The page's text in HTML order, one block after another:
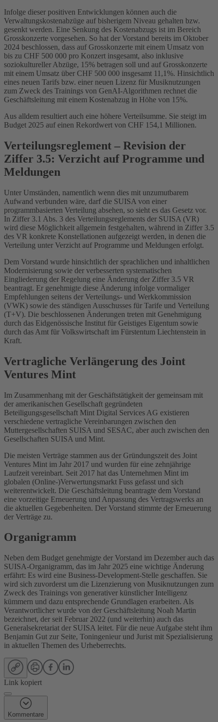
Infolge dieser positiven Entwicklungen können auch die
Verwaltungskostenabzüge auf bisherigem Niveau gehalten bzw.
gesenkt werden. Eine Senkung des Kostenabzugs ist im Bereich
Grosskonzerte vorgesehen. So hat der Vorstand bereits im Oktober
2024 beschlossen, dass auf Grosskonzerte mit einem Umsatz von
bis zu CHF 500 000 pro Konzert insgesamt, also inklusive
soziokultureller Abzüge, 15% betragen soll und auf Grosskonzerte
mit einem Umsatz über CHF 500 000 insgesamt 11,1%. Hinsichtlich
eines neuen Tarifs bzw. einer neuen Lizenz für Musiknutzungen
zum Zweck des Trainings von GenAI-Algorithmen rechnet die
Geschäftsleitung mit einem Kostenabzug in Höhe von 15%.
Aus alldem resultiert auch eine höhere Verteilsumme. Sie steigt im
Budget 2025 auf einen Rekordwert von CHF 154,1 Millionen.
Verteilungsreglement – Revision der
Ziffer 3.5: Verzicht auf Programme und
Meldungen
Unter Umständen, namentlich wenn dies mit unzumutbarem
Aufwand verbunden wäre, darf die SUISA von einer
programmbasierten Verteilung absehen, so sieht es das Gesetz vor.
In Ziffer 3.1 Abs. 3 des Verteilungsreglements der SUISA (VR)
wird diese Möglichkeit allgemein festgehalten, während in Ziffer 3.5
des VR konkrete Konstellationen aufgezeigt werden, in denen die
Verteilung unter Verzicht auf Programme und Meldungen erfolgt.
Dem Vorstand wurde hinsichtlich der sprachlichen und inhaltlichen
Modernisierung sowie der verbesserten systematischen
Eingliederung der Regelung eine Änderung der Ziffer 3.5 VR
beantragt. Er genehmigte diese Änderung infolge vormaliger
Empfehlungen seitens der Verteilungs- und Werkkommission
(VWK) sowie des ständigen Ausschusses für Tarife und Verteilung
(T+V). Die beschlossenen Änderungen treten mit Genehmigung
durch das Eidgenössische Institut für Geistiges Eigentum sowie
durch das Amt für Volkswirtschaft im Fürstentum Liechtenstein in
Kraft.
Vertragliche Verlängerung des Joint
Ventures Mint
Im Zusammenhang mit der Geschäftstätigkeit der gemeinsam mit
der amerikanischen Gesellschaft gegründeten
Beteiligungsgesellschaft Mint Digital Services AG existieren
verschiedene vertragliche Vereinbarungen zwischen den
Muttergesellschaften SUISA und SESAC, aber auch zwischen den
Gesellschaften SUISA und Mint.
Die meisten Verträge stammen aus der Gründungszeit des Joint
Ventures Mint im Jahr 2017 und wurden für eine zehnjährige
Laufzeit vereinbart. Seit 2017 hat das Unternehmen Mint im
globalen (Online-)Verwertungsmarkt Fuss gefasst und sich
weiterentwickelt. Die Geschäftsleitung beantragte dem Vorstand
eine vorzeitige Erneuerung und Anpassung des Vertragswerks an
die aktuellen Gegebenheiten. Der Vorstand stimmte der Erneuerung
der Verträge zu.
Organigramm
Neben dem Budget genehmigte der Vorstand im Dezember auch das
SUISA-Organigramm, das im Jahr 2025 eine wichtige Änderung
erfährt: Es wird eine Business-Development-Stelle geschaffen. Sie
wird sich zuvorderst um die Lizenzierung von Musiknutzungen zum
Zweck des Trainings von generativer künstlicher Intelligenz
kümmern und dazu entsprechende Grundlagen erarbeiten. Als
Verantwortlicher wurde von der Geschäftsleitung Noah Martin
bezeichnet, der seit Februar 2022 (und weiterhin) auch das
Generalsekretariat der SUISA leitet. Für die neue Aufgabe steht ihm
Benjamin Gut zur Seite, Toningenieur und Jurist mit Spezialisierung
in aktuellen Themen des Urheberrechts.
Link kopiert
Kommentare